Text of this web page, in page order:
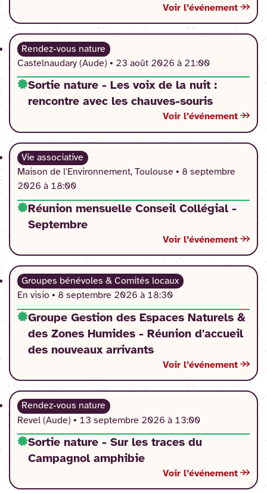
Voir l’événement
Rendez-vous nature
Castelnaudary (Aude) • 23 août 2026 à 21:00
Sortie nature - Les voix de la nuit :
rencontre avec les chauves-souris
Voir l’événement
Vie associative
Maison de l'Environnement, Toulouse • 8 septembre
2026 à 18:00
Réunion mensuelle Conseil Collégial -
Septembre
Voir l’événement
Groupes bénévoles & Comités locaux
En visio • 8 septembre 2026 à 18:30
Groupe Gestion des Espaces Naturels &
des Zones Humides - Réunion d'accueil
des nouveaux arrivants
Voir l’événement
Rendez-vous nature
Revel (Aude) • 13 septembre 2026 à 13:00
Sortie nature - Sur les traces du
Campagnol amphibie
Voir l’événement